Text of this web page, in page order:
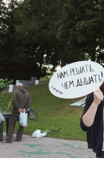
Перейти к основному содержанию